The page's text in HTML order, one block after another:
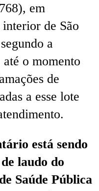
em
de São
a
o momento
de
a esse lote
está sendo
laudo do
Saúde Pública